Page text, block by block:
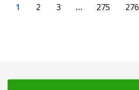
1 2 3 … 275 276